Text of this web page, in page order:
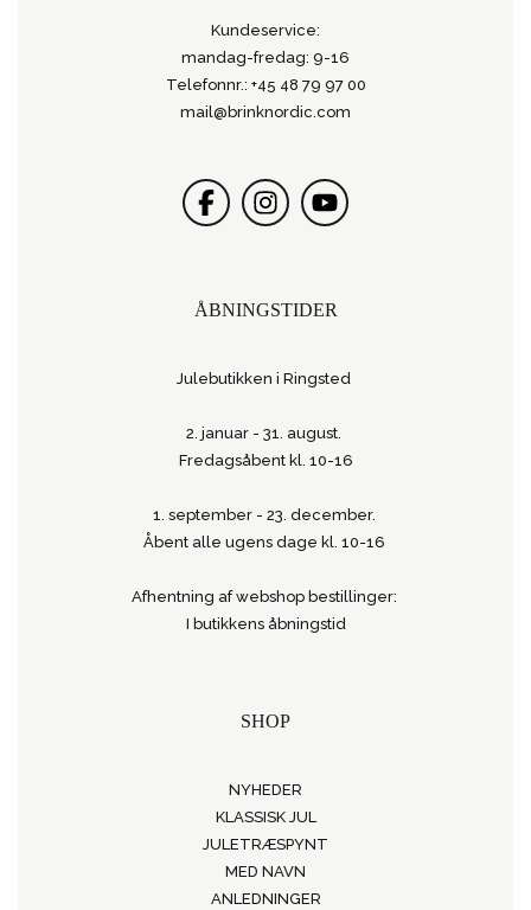
Kundeservice:
mandag-fredag: 9-16
Telefonnr.: +45 48 79 97 00
mail@brinknordic.com
ÅBNINGSTIDER
Julebutikken i Ringsted
2. januar - 31. august.
Fredagsåbent kl. 10-16
1. september - 23. december.
Åbent alle ugens dage kl. 10-16
Afhentning af webshop bestillinger:
I butikkens åbningstid
SHOP
NYHEDER
KLASSISK JUL
JULETRÆSPYNT
MED NAVN
ANLEDNINGER